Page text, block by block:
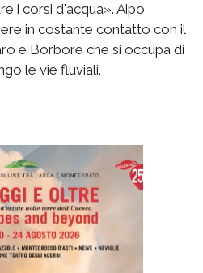
i corsi d'acqua». Aipo
in costante contatto con il
e Borbore che si occupa di
le vie fluviali.